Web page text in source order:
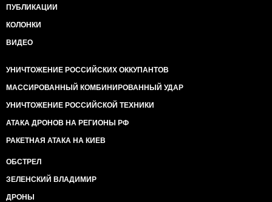
ПУБЛИКАЦИИ
КОЛОНКИ
ВИДЕО
УНИЧТОЖЕНИЕ РОССИЙСКИХ ОККУПАНТОВ
МАССИРОВАННЫЙ КОМБИНИРОВАННЫЙ УДАР
УНИЧТОЖЕНИЕ РОССИЙСКОЙ ТЕХНИКИ
АТАКА ДРОНОВ НА РЕГИОНЫ РФ
РАКЕТНАЯ АТАКА НА КИЕВ
ОБСТРЕЛ
ЗЕЛЕНСКИЙ ВЛАДИМИР
ДРОНЫ